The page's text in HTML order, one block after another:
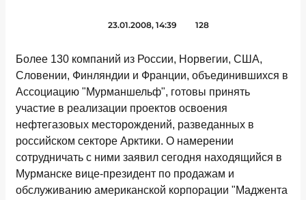
23.01.2008, 14:39 128
Более 130 компаний из России, Норвегии, США,
Словении, Финляндии и Франции, объединившихся в
Ассоциацию "Мурманшельф", готовы принять
участие в реализации проектов освоения
нефтегазовых месторождений, разведанных в
российском секторе Арктики. О намерении
сотрудничать с ними заявил сегодня находящийся в
Мурманске вице-президент по продажам и
обслуживанию американской корпорации "Маджента